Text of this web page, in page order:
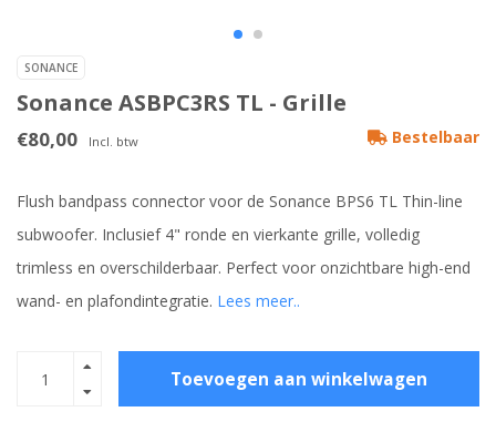
SONANCE
Sonance ASBPC3RS TL - Grille
€80,00 Incl. btw Bestelbaar
Flush bandpass connector voor de Sonance BPS6 TL Thin-line
subwoofer. Inclusief 4" ronde en vierkante grille, volledig
trimless en overschilderbaar. Perfect voor onzichtbare high-end
wand- en plafondintegratie. Lees meer..
Toevoegen aan winkelwagen